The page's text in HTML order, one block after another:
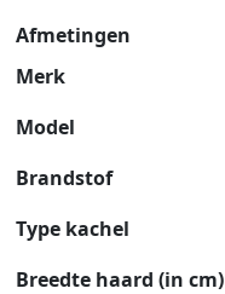
Afmetingen
Merk
Model
Brandstof
Type kachel
Breedte haard (in cm)